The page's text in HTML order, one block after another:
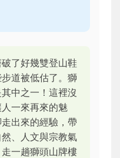
了好幾雙登山鞋
道被低估了。 獅
中之一！這裡沒
一來再來的魅
出來的經驗，帶
、人文與宗教氣
一趟獅頭山牌樓